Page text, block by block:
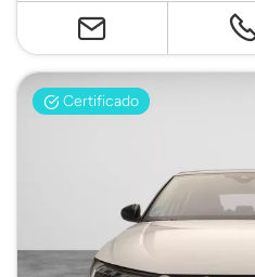
Certificado